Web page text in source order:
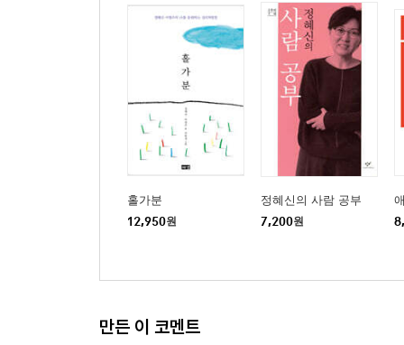
홀가분
12,950원
정혜신의 사람 공부
7,200원
만든 이 코멘트